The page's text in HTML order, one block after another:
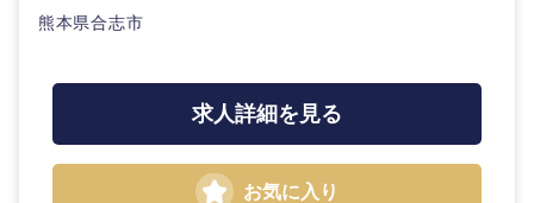
近畿地方
熊本県合志市
求人詳細を見る
お気に入り